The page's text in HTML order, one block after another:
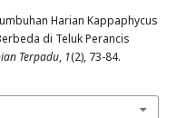
Harian Kappaphycus
di Teluk Perancis
Terpadu, 1(2), 73-84.